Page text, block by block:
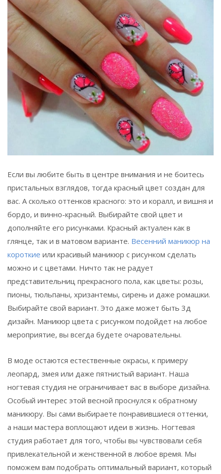
Если вы любите быть в центре внимания и не боитесь
пристальных взглядов, тогда красный цвет создан для
вас. А сколько оттенков красного: это и коралл, и вишня и
бордо, и винно-красный. Выбирайте свой цвет и
дополняйте его рисунками. Красный актуален как в
глянце, так и в матовом варианте. Весенний маникюр на
короткие или красивый маникюр с рисунком сделать
можно и с цветами. Ничто так не радует
представительниц прекрасного пола, как цветы: розы,
пионы, тюльпаны, хризантемы, сирень и даже ромашки.
Выбирайте свой вариант. Это даже может быть 3д
дизайн. Маникюр цвета с рисунком подойдет на любое
мероприятие, вы всегда будете очаровательны.
В моде остаются естественные окрасы, к примеру
леопард, змея или даже пятнистый вариант. Наша
ногтевая студия не ограничивает вас в выборе дизайна.
Особый интерес этой весной проснулся к обратному
маникюру. Вы сами выбираете понравившиеся оттенки,
а наши мастера воплощают идеи в жизнь. Ногтевая
студия работает для того, чтобы вы чувствовали себя
привлекательной и женственной в любое время. Мы
поможем вам подобрать оптимальный вариант, который